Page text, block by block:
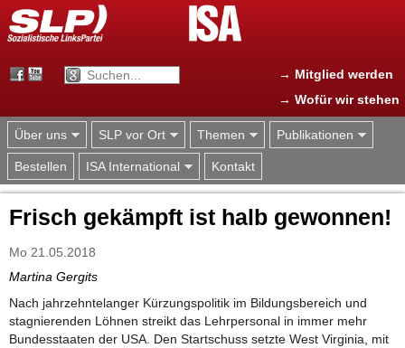
Jump to navigation
→ Mitglied werden
→ Wofür wir stehen
Über uns SLP vor Ort Themen Publikationen
Bestellen ISA International Kontakt
Frisch gekämpft ist halb gewonnen!
Mo 21.05.2018
Martina Gergits
Nach jahrzehntelanger Kürzungspolitik im Bildungsbereich und
stagnierenden Löhnen streikt das Lehrpersonal in immer mehr
Bundesstaaten der USA. Den Startschuss setzte West Virginia, mit